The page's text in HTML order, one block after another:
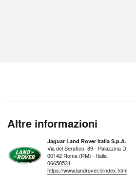
Altre informazioni
Jaguar Land Rover Italia S.p.A.
Via del Serafico, 89 - Palazzina D
00142 Roma (RM) - Italia
06658531
https://www.landrover.it/index.html